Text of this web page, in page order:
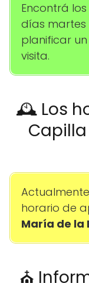
Encontrá
días martes
planificar
visita.
🕰️ Los
horario de
María de la
⛪